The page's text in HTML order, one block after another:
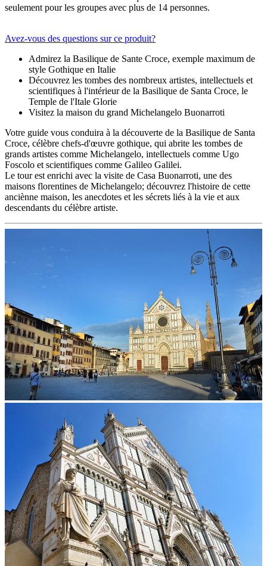
seulement pour les groupes avec plus de 14 personnes.
Avez-vous des questions sur ce produit?
Admirez la Basilique de Sante Croce, exemple maximum de
style Gothique en Italie
Découvrez les tombes des nombreux artistes, intellectuels et
scientifiques à l'intérieur de la Basilique de Santa Croce, le
Temple de l'Itale Glorie
Visitez la maison du grand Michelangelo Buonarroti
Votre guide vous conduira à la découverte de la Basilique de Santa
Croce, célèbre chefs-d'œuvre gothique, qui abrite les tombes de
grands artistes comme Michelangelo, intellectuels comme Ugo
Foscolo et scientifiques comme Galileo Galilei.
Le tour est enrichi avec la visite de Casa Buonarroti, une des
maisons florentines de Michelangelo; découvrez l'histoire de cette
anciènne maison, les anecdotes et les sécrets liés à la vie et aux
descendants du célèbre artiste.